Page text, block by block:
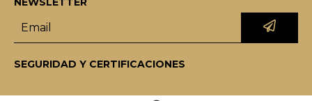
SEGURIDAD Y CERTIFICACIONES